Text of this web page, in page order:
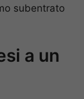
subentrato
a un